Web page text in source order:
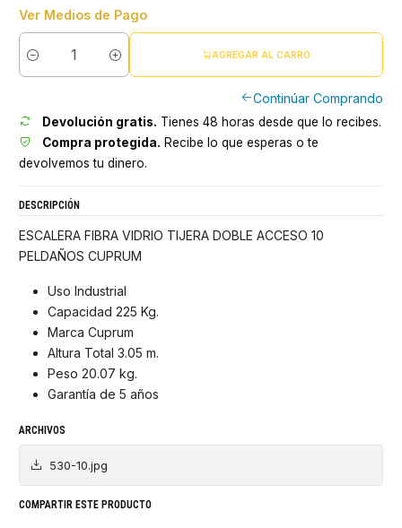
Ver Medios de Pago
Cantidad
AGREGAR AL CARRO
Continúar Comprando
Devolución gratis. Tienes 48 horas desde que lo recibes.
Compra protegida. Recibe lo que esperas o te
devolvemos tu dinero.
DESCRIPCIÓN
ESCALERA FIBRA VIDRIO TIJERA DOBLE ACCESO 10
PELDAÑOS CUPRUM
Uso Industrial
Capacidad 225 Kg.
Marca Cuprum
Altura Total 3.05 m.
Peso 20.07 kg.
Garantía de 5 años
ARCHIVOS
530-10.jpg
COMPARTIR ESTE PRODUCTO